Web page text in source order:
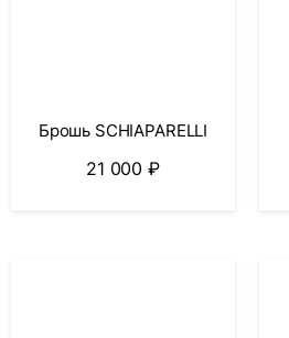
Брошь SCHIAPARELLI
21 000₽